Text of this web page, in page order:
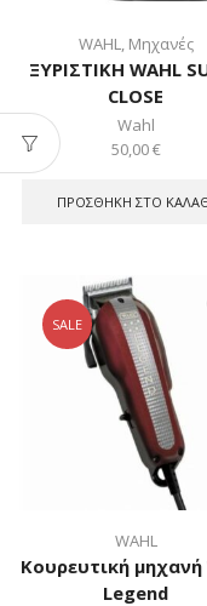
WAHL, Μηχανές
ΞΥΡΙΣΤΙΚΗ WAHL
CLOSE
Wahl
50,00€
ΠΡΟΣΘΉΚΗ ΣΤΟ
SALE
WAHL
Κουρευτική μηχανή
Legend